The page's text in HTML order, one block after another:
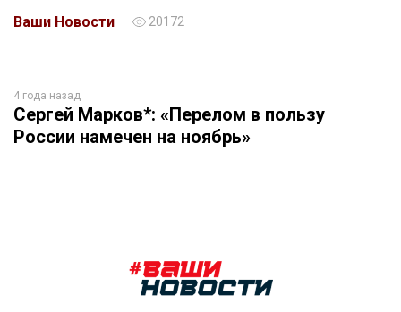
Ваши Новости
20172
4 года назад
Сергей Марков*: «Перелом в пользу
России намечен на ноябрь»